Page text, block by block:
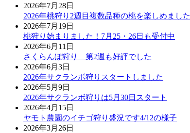
2026年7月28日
2026年桃狩り2週目複数品種の桃を楽しめました
2026年7月19日
桃狩り始まりました！7月25・26日も受付中
2026年6月11日
さくらんぼ狩り 第2週も好評でした
2026年6月3日
2026年サクランボ狩りスタートしました
2026年5月9日
2026年サクランボ狩りは5月30日スタート
2026年4月15日
ヤモト農園のイチゴ狩り盛況です4/12の様子
2026年3月26日